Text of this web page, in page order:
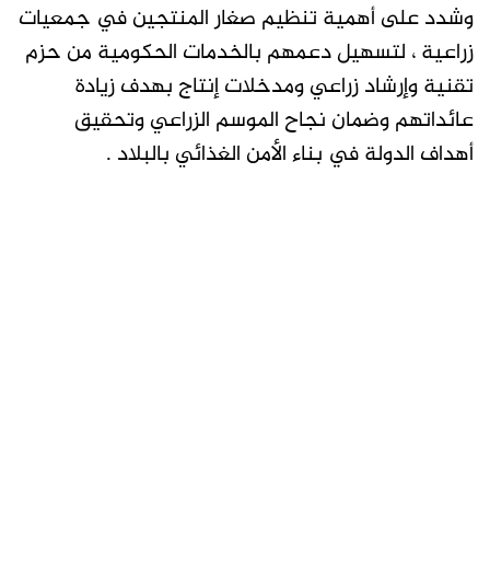
وشدد على أهمية تنظيم صغار المنتجين في جمعيات
زراعية ، لتسهيل دعمهم بالخدمات الحكومية من حزم
تقنية وإرشاد زراعي ومدخلات إنتاج بهدف زيادة
عائداتهم وضمان نجاح الموسم الزراعي وتحقيق
أهداف الدولة في بناء الأمن الغذائي بالبلاد .